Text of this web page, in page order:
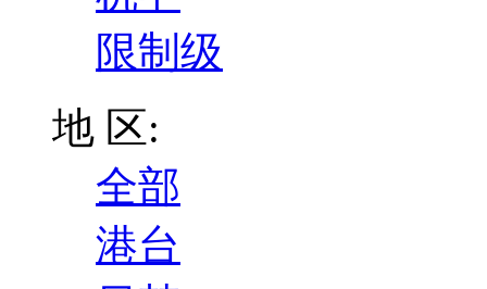
限制级
地 区:
全部
港台